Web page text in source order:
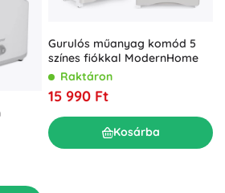
Gurulós műanyag komód 5
színes fiókkal ModernHome
Raktáron
15 990 Ft
Kosárba